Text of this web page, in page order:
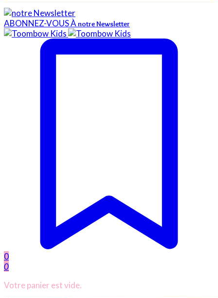
ABONNEZ-VOUS À notre Newsletter
0
0
Votre panier est vide.